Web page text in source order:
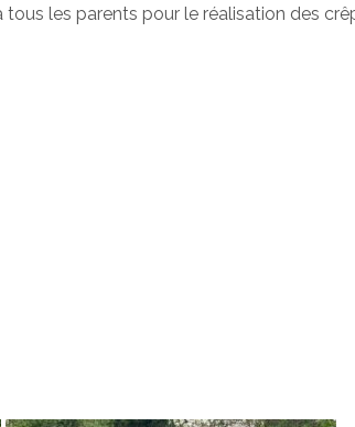
tous les parents pour le réalisation des